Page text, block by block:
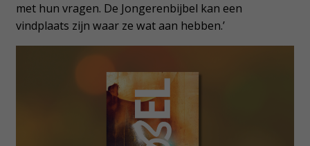
met hun vragen. De Jongerenbijbel kan een
vindplaats zijn waar ze wat aan hebben.’